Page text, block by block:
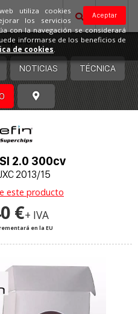
España
NOTICIAS TÉCNICA
2.0 300cv
2013/15
este producto
€+ IVA
en la EU
Aceptar
utiliza cookies
los servicios
con la navegación se considerará
informarse de los beneficios de
de cookies.